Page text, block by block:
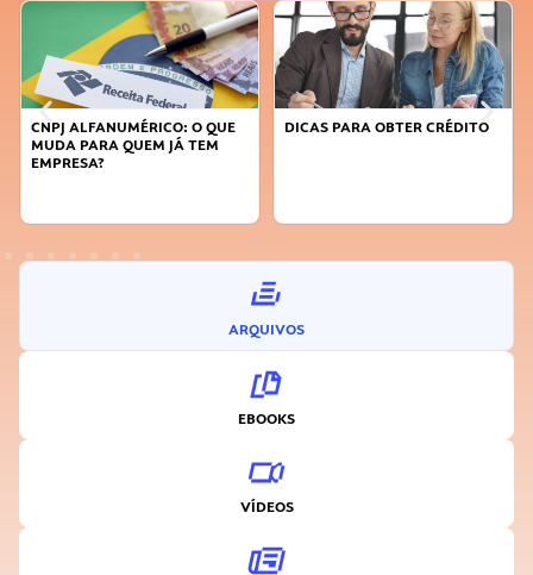
DICAS PARA OBTER CRÉDITO
FAÇA A DIFERENÇA: SEJA
ARQUIVOS
EBOOKS
VÍDEOS